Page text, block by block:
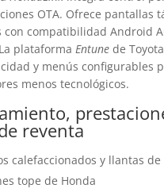
OTA. Ofrece pantallas
con compatibilidad Android
plataforma Entunede
y menús configurables
menos tecnológicos.
reventa
calefaccionados y llantas
tope de Honda